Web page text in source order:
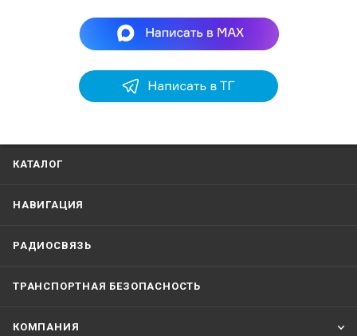
КАТАЛОГ
НАВИГАЦИЯ
РАДИОСВЯЗЬ
ТРАНСПОРТНАЯ БЕЗОПАСНОСТЬ
КОМПАНИЯ